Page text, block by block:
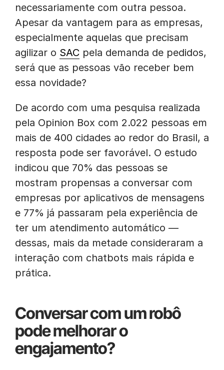
necessariamente com outra pessoa.
Apesar da vantagem para as empresas,
especialmente aquelas que precisam
agilizar o SAC pela demanda de pedidos,
será que as pessoas vão receber bem
essa novidade?
De acordo com uma pesquisa realizada
pela Opinion Box com 2.022 pessoas em
mais de 400 cidades ao redor do Brasil, a
resposta pode ser favorável. O estudo
indicou que 70% das pessoas se
mostram propensas a conversar com
empresas por aplicativos de mensagens
e 77% já passaram pela experiência de
ter um atendimento automático —
dessas, mais da metade consideraram a
interação com chatbots mais rápida e
prática.
Conversar com um robô
pode melhorar o
engajamento?